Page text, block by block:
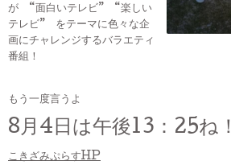
が “面白いテレビ” “楽しい
テレビ” をテーマに色々な企
画にチャレンジするバラエティ
番組！
もう一度言うよ
8月4日は午後13：25ね！
こきざみぷらすHP